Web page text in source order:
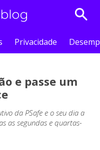
Privacidade
e passe um
da PSafe e o seu dia a
as segundas e quartas-